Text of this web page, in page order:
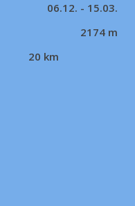
06.12. - 15.03.
2174 m
20 km